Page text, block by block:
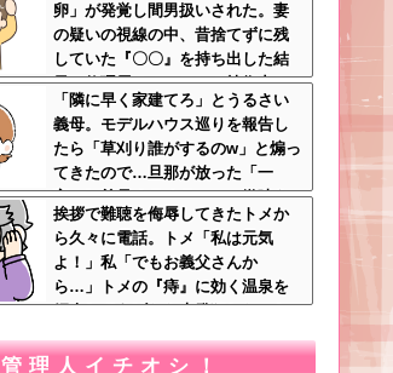
卵」が発覚し間男扱いされた。妻
の疑いの視線の中、昔捨てずに残
していた『〇〇』を持ち出した結
果←修理屋のオッサンの技術力と
ノリが神すぎる
「隣に早く家建てろ」とうるさい
義母。モデルハウス巡りを報告し
たら「草刈り誰がするのw」と煽っ
てきたので…旦那が放った「一
言」に義母オロオロｗｗ←嫌味を
逆手にとった神対応すぎる
挨拶で難聴を侮辱してきたトメか
ら久々に電話。トメ「私は元気
よ！」私「でもお義父さんか
ら…」トメの『痔』に効く温泉を
紹介してあげたら大発狂した←お
草
管理人イチオシ！